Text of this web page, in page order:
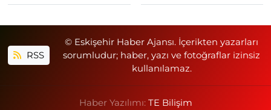
RSS
© Eskişehir Haber Ajansı. İçerikten yazarları
sorumludur; haber, yazı ve fotoğraflar izinsiz
kullanılamaz.
Haber Yazılımı: TE Bilişim